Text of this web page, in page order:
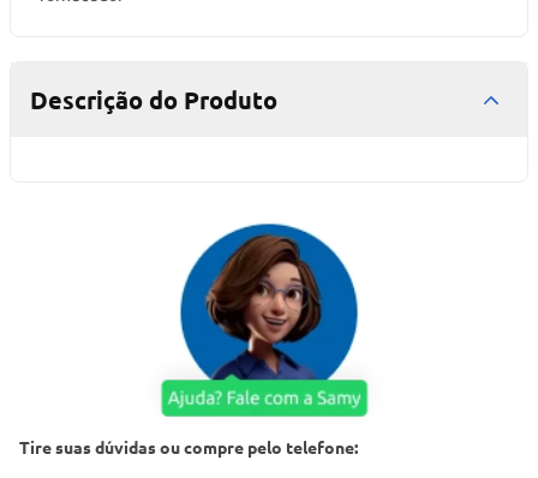
Descrição do Produto
Tire suas dúvidas ou compre pelo telefone: